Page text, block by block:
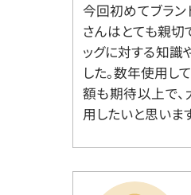
今回初めてブラン
さんはとても親切
ッグに対する知識
した。数年使用し
額も期待以上で、
用したいと思いま